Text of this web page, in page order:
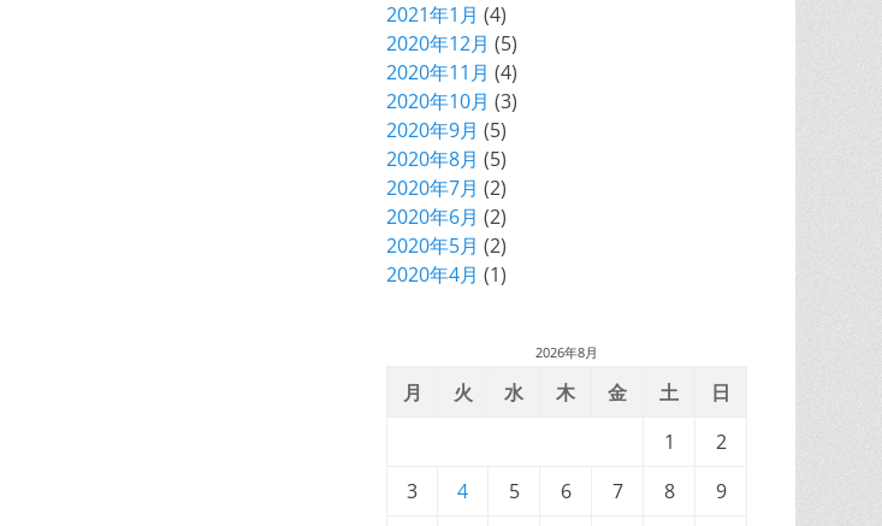
2021年1月 (4)
2020年12月 (5)
2020年11月 (4)
2020年10月 (3)
2020年9月 (5)
2020年8月 (5)
2020年7月 (2)
2020年6月 (2)
2020年5月 (2)
2020年4月 (1)
2026年8月
月 火 水 木 金 土
日
1
2
3
4 5 6 7 8
9